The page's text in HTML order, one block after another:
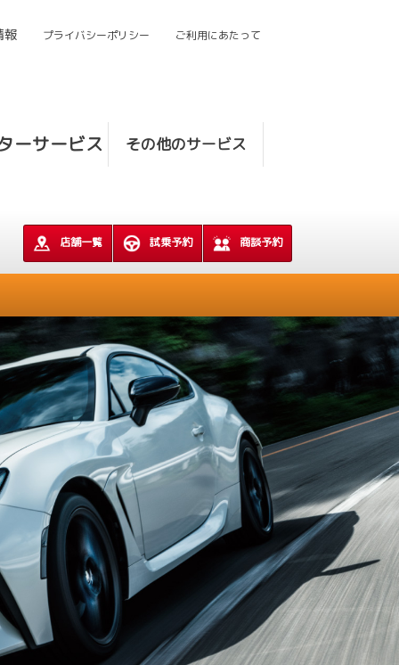
ーサービス その他のサービス
報 プライバシーポリシー ご利用にあたって
店舗一覧 試乗予約 商談予約